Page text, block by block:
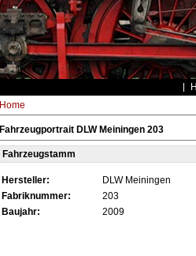
Home
Fahrzeugportrait DLW Meiningen 203
Fahrzeugstamm
Hersteller:
DLW Meiningen
Fabriknummer:
203
Baujahr:
2009